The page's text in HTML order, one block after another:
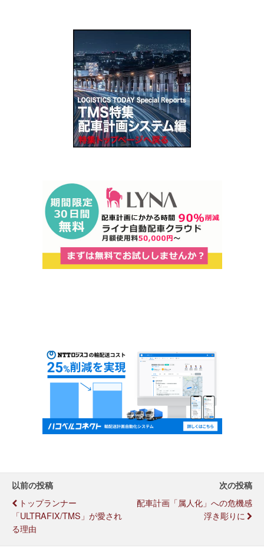
以前の投稿
トップランナー
「ULTRAFIX/TMS」が愛され
る理由
次の投稿
配車計画「属人化」への危機感
浮き彫りに